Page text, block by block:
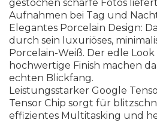
gestochen scharfe Fotos iefert
Aufna hmen bei Tag und Nach
E egantes Porce ain Design: Da
d urch sein uxuriöses, minima i
Porce ain-Weiß. Der ed e Loo k
hochwertige Finish machen da
echten B ickfang.
Leistungsstarker Goog e Tenso
Tensor Chip sorgt für b itzschn
effzientes Mu titasking und h